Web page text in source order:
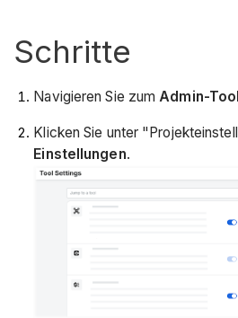
Schritte
Navigieren Sie zumAdmin-Tool
Klicken Sie unter
Einstellungen.